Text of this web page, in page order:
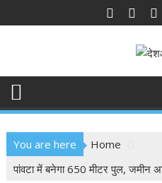
to
You are here
Home
पांवटा में बनेगा 650 मीटर पुल, जमीन